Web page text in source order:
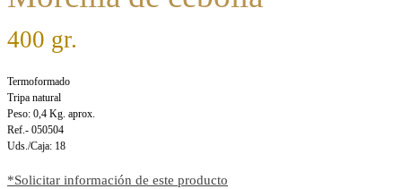
400 gr.
Termoformado
Tripa natural
Peso: 0,4 Kg. aprox.
Ref.- 050504
Uds./Caja: 18
*Solicitar información de este producto